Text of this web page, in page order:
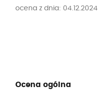
ocena z dnia: 04.12.2024
Ocena ogólna